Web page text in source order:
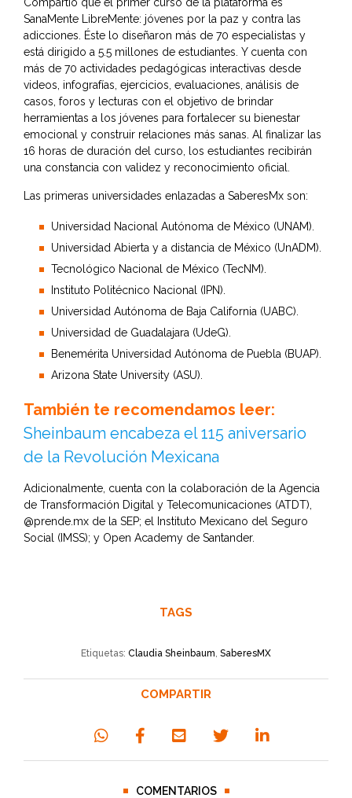
SanaMente LibreMente: jóvenes por la paz y contra las
adicciones. Éste lo diseñaron más de 70 especialistas y
está dirigido a 5.5 millones de estudiantes. Y cuenta con
más de 70 actividades pedagógicas interactivas desde
videos, infografías, ejercicios, evaluaciones, análisis de
casos, foros y lecturas con el objetivo de brindar
herramientas a los jóvenes para fortalecer su bienestar
emocional y construir relaciones más sanas. Al finalizar las
16 horas de duración del curso, los estudiantes recibirán
una constancia con validez y reconocimiento oficial.
Las primeras universidades enlazadas a SaberesMx son:
Universidad Nacional Autónoma de México (UNAM).
Universidad Abierta y a distancia de México (UnADM).
Tecnológico Nacional de México (TecNM).
Instituto Politécnico Nacional (IPN).
Universidad Autónoma de Baja California (UABC).
Universidad de Guadalajara (UdeG).
Benemérita Universidad Autónoma de Puebla (BUAP).
Arizona State University (ASU).
También te recomendamos leer:
Sheinbaum encabeza el 115 aniversario
de la Revolución Mexicana
Adicionalmente, cuenta con la colaboración de la Agencia
de Transformación Digital y Telecomunicaciones (ATDT),
@prende.mx de la SEP; el Instituto Mexicano del Seguro
Social (IMSS); y Open Academy de Santander.
TAGS
Etiquetas: Claudia Sheinbaum SaberesMX
COMPARTIR
COMENTARIOS